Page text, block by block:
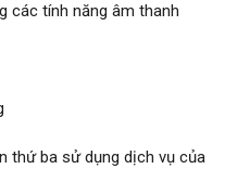
các tính năng âm thanh
thứ ba sử dụng dịch vụ của